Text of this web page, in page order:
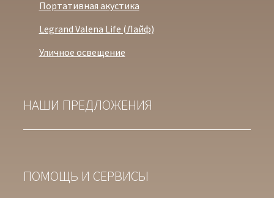
Портативная акустика
Legrand Valena Life (Лайф)
Уличное освещение
НАШИ ПРЕДЛОЖЕНИЯ
ПОМОЩЬ И СЕРВИСЫ